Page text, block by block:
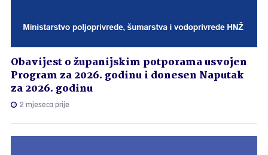
Obavijest o županijskim potporama usvojen
Program za 2026. godinu i donesen Naputak
za 2026. godinu
2 mjeseca prije